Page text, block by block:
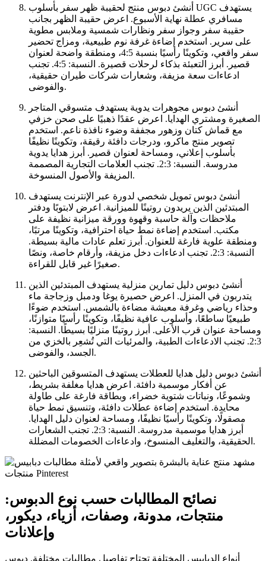
أنشئ دبوس منتج لحقيبة ظهر سفر بأسلوب UGC يستهدف
مسافري عطلة نهاية الأسبوع. اعرض حقيبة الظهر بجانب
حقيبة سفر وجواز سفر ونظارات شمسية وملابس مطوية
على سرير. استخدم إضاءة غرفة نوم طبيعية، ومزاج تحضير
سفر واقعي، وتكوينًا رأسيًا بنسبة 4:5، ومنطقة واضحة لعنوان
قصير. أبرز التعبئة بذكاء لرحلات قصيرة. النسبة: 4:5. تجنب
ادعاءات سعة مزيفة، وشعارات شركات طيران حقيقية،
والفوضى.
أنشئ دبوس مجوهرات يدوية يستهدف متسوقي المتاجر
الصغيرة ومشتري الهدايا. اعرض عقدًا ذهبيًا على صحن خزفي
مع قماش كتان وزهور مجففة وضوء نافذة ناعم. استخدم
تصوير منتج ماكرو، ودرجات دافئة رقيقة، وتكوينًا نظيفًا
بأسلوب إعلاني، ومساحة لعنوان قصير. أبرز هدايا يدوية
مدروسة. النسبة: 2:3. تجنب العلامات التجارية المصممة
المزيفة والأصول المنسوخة.
أنشئ دبوس تمويل شخصي لدورة عبر الإنترنت يستهدف
المبتدئين الذين يريدون روتينًا للميزانية. اعرض لابتوبًا ودفتر
ملاحظات وآلة حاسبة وقهوة وورقة ميزانية نظيفة على
مكتب. استخدم إضاءة نمط حياة احترافية، وتكوينًا مرتبًا،
ومنطقة علوية فارغة للعنوان. أبرز تعلم عادات مالية بسيطة.
النسبة: 2:3. تجنب ادعاءات دخل مزيفة، وأرقام خاصة، ونصًا
صغيرًا غير قابل للقراءة.
أنشئ دبوس دليل تمارين منزلية يستهدف المبتدئين الذين
يتدربون في المنزل. اعرض حصيرة يوغا ودمبل وزجاجة ماء
وحذاء رياضي وغرفة معيشة مضاءة بالشمس. استخدم ضوءًا
طبيعيًا ساطعًا، وأسلوب عافية نظيفًا، وتكوينًا رأسيًا متوازنًا،
ومساحة عنوان قرب الأعلى. أبرز روتينًا منزليًا بسيطًا. النسبة:
2:3. تجنب الادعاءات الطبية، والمرئيات التي تُشعِر بالخزي من
الجسد، والفوضى.
أنشئ دبوس دليل هدايا للعطلات يستهدف المتسوقين الباحثين
عن أفكار موسمية دافئة. اعرض هدايا مغلفة بشريط،
وشموعًا، ونباتات شتوية خضراء، وبطاقة فارغة على طاولة
محايدة. استخدم إضاءة عطلات دافئة، وتنسيق نمط حياة
مصقولًا، وتكوينًا رأسيًا نظيفًا، ومساحة لعنوان دليل الهدايا.
أبرز هدايا موسمية مدروسة. النسبة: 2:3. تجنب الشعارات
الحقيقية، والتغليف المنسوخ، وادعاءات الخصومات المضللة.
نصائح المطالبات حسب نوع الدبوس:
منتجات، مدونة، وصفات، أزياء، ديكور،
وإعلانات
أنواع الدبابيس المختلفة تحتاج تفاصيل مطالبات مختلفة. دبوس